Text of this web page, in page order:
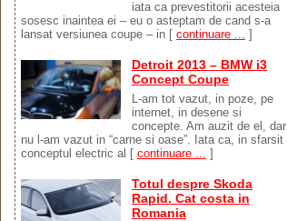
iata ca prevestitorii acesteia
sosesc inaintea ei – eu o asteptam de cand s-a
lansat versiunea coupe – in [ continuare ... ]
Detroit 2013 – BMW i3
Concept Coupe
L-am tot vazut, in poze, pe
internet, in desene si
concepte. Am auzit de el, dar
nu l-am vazut in “carne si oase”. Iata ca, in sfarsit
conceptul electric al [ continuare ... ]
Totul despre Skoda
Rapid. Cat costa in
Romania